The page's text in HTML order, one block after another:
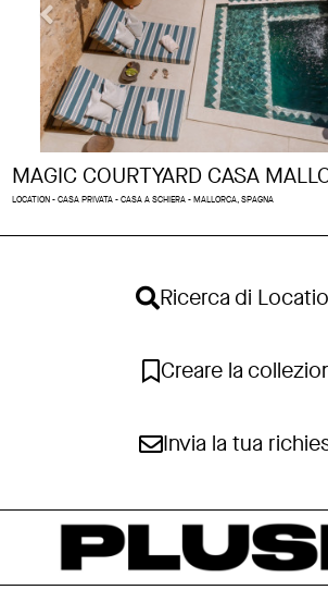
MAGIC COURTYARD CASA
LOCATION - CASA PRIVATA - CASA A SCHIERA - MALLORCA, SPAGNA
Ricerca di
Creare la
Invia la tua